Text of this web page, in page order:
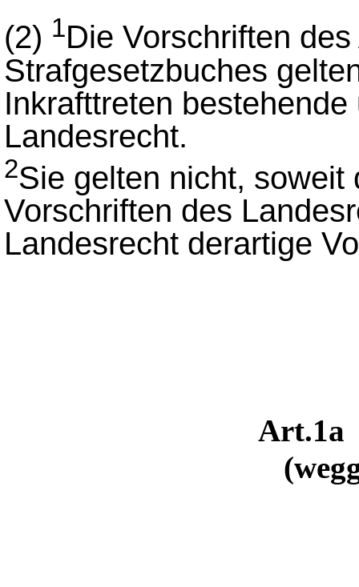
(2) 1Die Vorschriften
Strafgesetzbuches
Inkrafttreten
Landesrecht.
2Sie gelten nicht,
Vorschriften des
Landesrecht derartige